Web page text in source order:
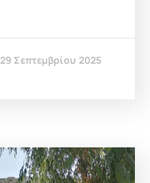
29 Σεπτεμβρίου 2025